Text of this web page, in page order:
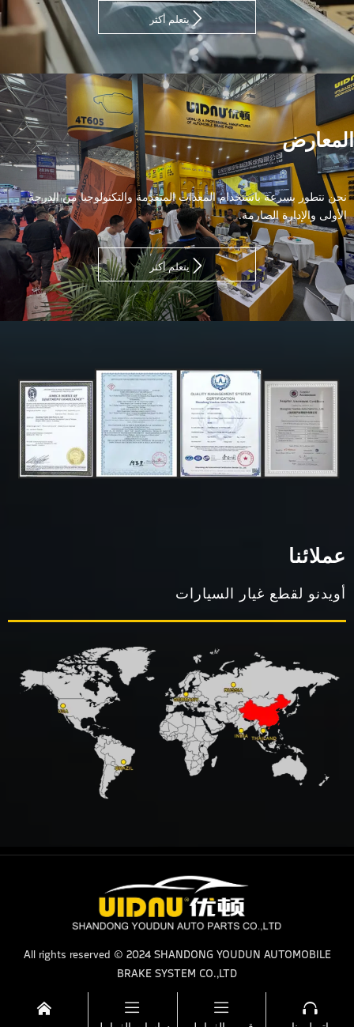
يتعلم أكثر
المعارض
نحن نتطور بسرعة باستخدام المعدات المتقدمة والتكنولوجيا من الدرجة
الأولى والإدارة الصارمة.
يتعلم أكثر
عملائنا
أويدنو لقطع غيار السيارات
All rights reserved © 2024 SHANDONG YOUDUN AUTOMOBILE
BRAKE SYSTEM CO.,LTD
   